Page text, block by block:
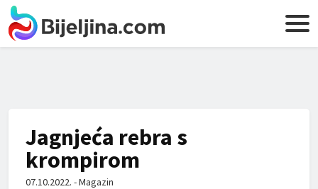
Jagnjeća rebra s
krompirom
07.10.2022. - Magazin